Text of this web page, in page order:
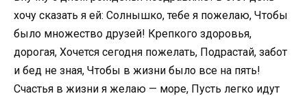
хочу сказать я ей: Солнышко, тебе я пожелаю, Чтобы
было множество друзей! Крепкого здоровья,
дорогая, Хочется сегодня пожелать, Подрастай, забот
и бед не зная, Чтобы в жизни было все на пять!
Счастья в жизни я желаю — море, Пусть легко идут